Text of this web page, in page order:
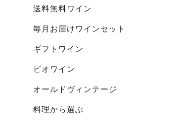
送料無料ワイン
毎月お届けワインセット
ギフトワイン
ビオワイン
オールドヴィンテージ
料理から選ぶ